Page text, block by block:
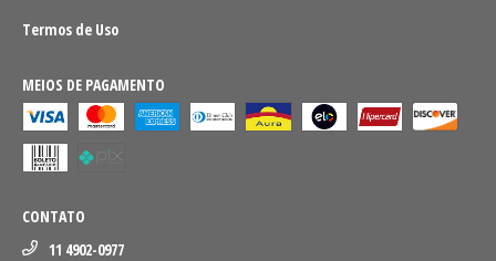
Termos de Uso
MEIOS DE PAGAMENTO
CONTATO
11 4902-0977